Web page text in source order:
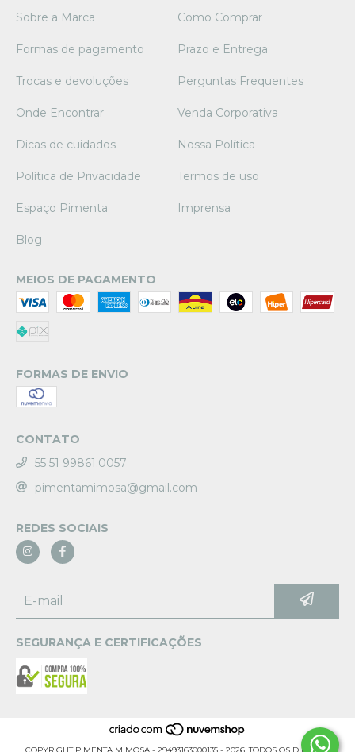
Sobre a Marca
Como Comprar
Formas de pagamento Prazo e Entrega
Trocas e devoluções Perguntas Frequentes
Onde Encontrar Venda Corporativa
Dicas de cuidados Nossa Política
Política de Privacidade Termos de uso
Espaço Pimenta Imprensa
Blog
MEIOS DE PAGAMENTO
FORMAS DE ENVIO
CONTATO
55 51 99861.0057
pimentamimosa@gmail.com
REDES SOCIAIS
SEGURANÇA E CERTIFICAÇÕES